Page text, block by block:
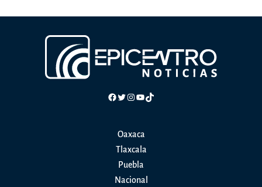
Facebook
Twitter
Instagram
YouTube
TikTok
Oaxaca
Tlaxcala
Puebla
Nacional